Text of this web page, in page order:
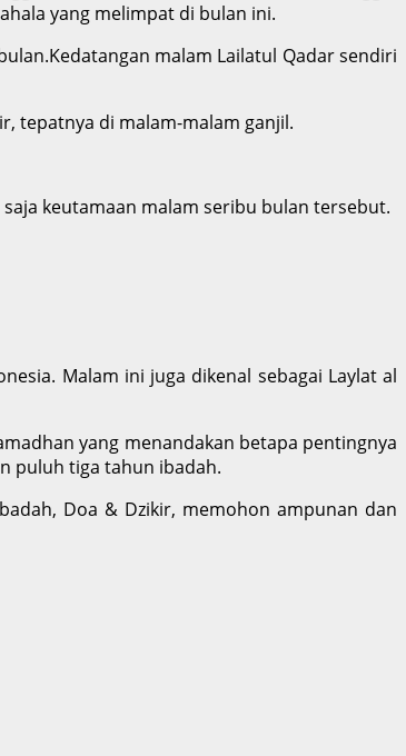
yang melimpat di bulan ini.
malam Lailatul Qadar sendiri
tepatnya di malam-malam ganjil.
keutamaan malam seribu bulan tersebut.
yang menandakan betapa pentingnya
puluh tiga tahun ibadah.
Doa & Dzikir, memohon ampunan dan